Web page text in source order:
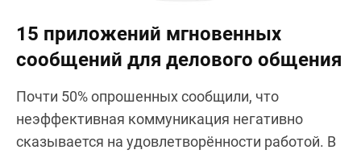
15 приложений мгновенных
сообщений для делового общения
Почти 50% опрошенных сообщили, что
неэффективная коммуникация негативно
сказывается на удовлетворённости работой. В